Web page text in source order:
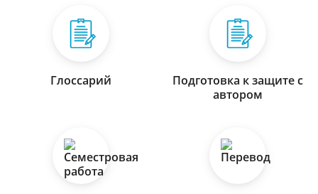
Глоссарий
Подготовка к защите с
автором